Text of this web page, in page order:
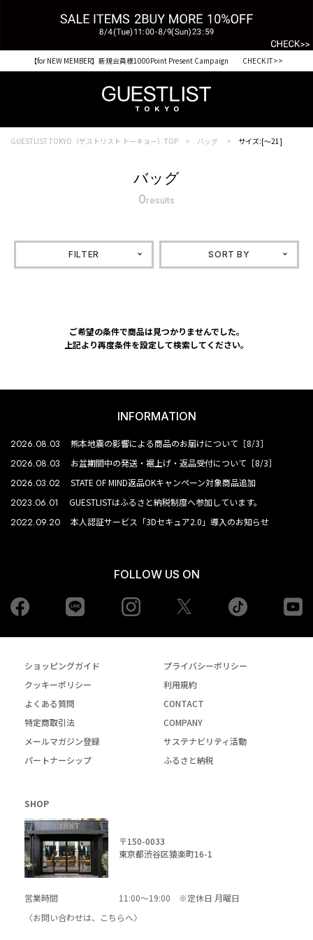
【for NEW MEMBER】新規会員様1000Point Present Campaign CHECK IT>>
GUESTLIST TOKYO（ゲストリスト トーキョー）TOP バッグ サイズ:[～21]
バッグ
0results
FILTER SORT BY
ご希望の条件で商品は見つかりませんでした。
上記より再度条件を設定して検索してください。
INFORMATION
2026.08.03 熊本地震の影響による商品のお届けについて［8/3］
2026.08.03 お盆期間中の発送・裾上げ・返品受付について［8/3］
2026.03.02 STATE OF MIND返品OKキャンペーン対象商品追加
2023.06.01 GUESTLISTはふるさと納税制度へ参加しています。
2022.09.20 本人認証サービス「3Dセキュア2.0」導入のお知らせ
FOLLOW US ON
Facebook Instagram tiktok
ショッピングガイド
プライバシーポリシー
クッキーポリシー
利用規約
よくある質問
CONTACT
特定商取引法
COMPANY
メールマガジン登録
サステナビリティ活動
パートナーシップ
ふるさと納税
SHOP
〒150-0033
東京都渋谷区猿楽町16-1
営業時間
11:00～19:00 ※定休日 月曜日
〈お問い合わせは、
こちらへ〉